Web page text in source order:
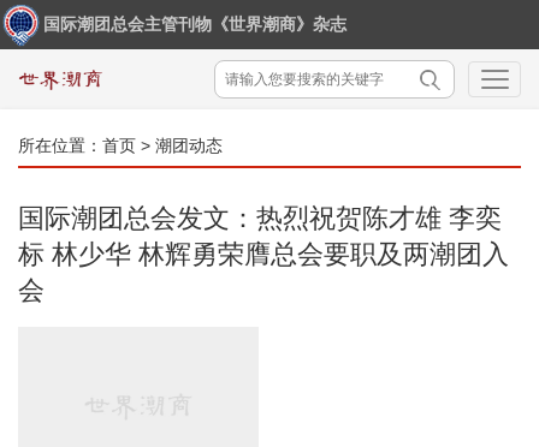
国际潮团总会主管刊物《世界潮商》杂志
所在位置： 首页 > 潮团动态
国际潮团总会发文：热烈祝贺陈才雄 李奕
标 林少华 林辉勇荣膺总会要职及两潮团入
会